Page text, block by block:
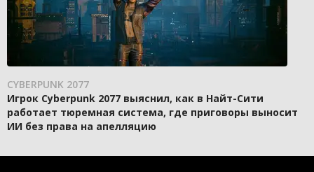
CYBERPUNK 2077
Игрок Cyberpunk 2077 выяснил, как в Найт-Сити
работает тюремная система, где приговоры выносит
ИИ без права на апелляцию